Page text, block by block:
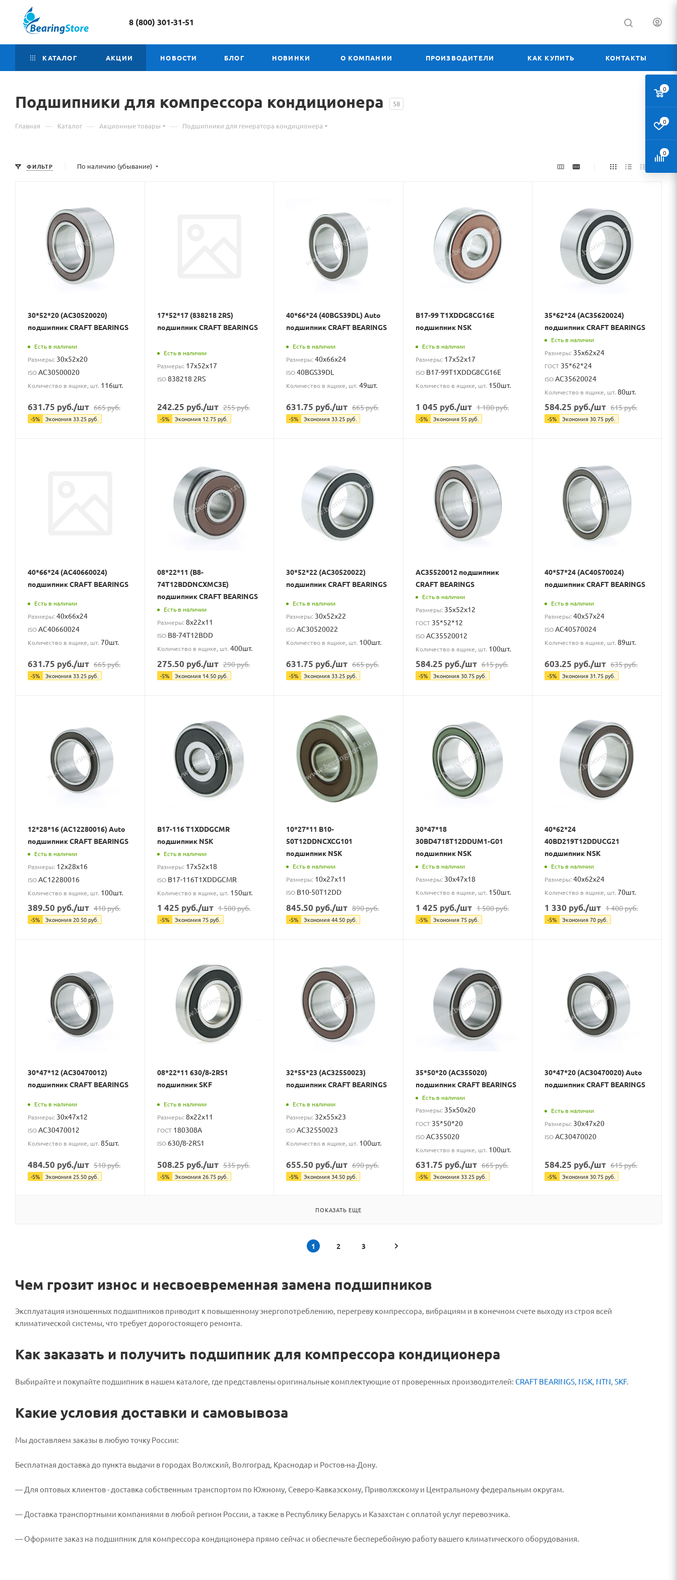
8 (800) 301-31-51
КАТАЛОГ АКЦИИ НОВОСТИ БЛОГ НОВИНКИ О КОМПАНИИ ПРОИЗВОДИТЕЛИ КАК КУПИТЬ КОНТАКТЫ
Подшипники для компрессора кондиционера 58
Главная — Каталог — Акционные товары — Подшипники для генератора кондиционера
ФИЛЬТР По наличию (убывание)
30*52*20 (AC30520020)
подшипник CRAFT BEARINGS
Есть в наличии
Размеры: 30x52x20
ISOAC30500020
Количество в ящике, шт. 116шт.
631.75 руб./шт 665руб.
-5% Экономия 33.25руб.
17*52*17 (838218 2RS)
подшипник CRAFT BEARINGS
Есть в наличии
Размеры: 17x52x17
ISO838218 2RS
242.25 руб./шт 255руб.
-5% Экономия 12.75руб.
40*66*24 (40BGS39DL) Auto
подшипник CRAFT BEARINGS
Есть в наличии
Размеры:40x66x24
ISO40BGS39DL
Количество в ящике, шт.49шт.
631.75 руб./шт 665руб.
-5% Экономия 33.25руб.
B17-99 T1XDDG8CG16E
подшипник NSK
Есть в наличии
Размеры: 17x52x17
ISO B17-99T1XDDG8CG16E
Количество в ящике, шт. 150шт.
1 045 руб./шт 1 100руб.
-5% Экономия 55руб.
35*62*24 (AC35620024)
подшипник CRAFT BEARINGS
Есть в наличии
Размеры: 35x62x24
ГОСТ 35*62*24
ISOAC35620024
Количество в ящике, шт.80шт.
584.25 руб./шт 615руб.
-5% Экономия 30.75руб.
40*66*24 (AC40660024)
подшипник CRAFT BEARINGS
Есть в наличии
Размеры: 40x66x24
ISOAC40660024
Количество в ящике, шт. 70шт.
631.75 руб./шт 665руб.
-5% Экономия 33.25руб.
08*22*11 (B8-
74T12BDDNCXMC3E)
подшипник CRAFT BEARINGS
Есть в наличии
Размеры: 8x22x11
ISO B8-74T12BDD
Количество в ящике, шт. 400шт.
275.50 руб./шт 290руб.
-5% Экономия 14.50руб.
30*52*22 (AC30520022)
подшипник CRAFT BEARINGS
Есть в наличии
Размеры: 30x52x22
ISOAC30520022
Количество в ящике, шт. 100шт.
631.75 руб./шт 665руб.
-5% Экономия 33.25руб.
AC35520012 подшипник
CRAFT BEARINGS
Есть в наличии
Размеры: 35x52x12
ГОСТ 35*52*12
ISOAC35520012
Количество в ящике, шт. 100шт.
584.25 руб./шт 615руб.
-5% Экономия 30.75руб.
40*57*24 (AC40570024)
подшипник CRAFT BEARINGS
Есть в наличии
Размеры:40x57x24
ISOAC40570024
Количество в ящике, шт.89шт.
603.25 руб./шт 635руб.
-5% Экономия 31.75руб.
12*28*16 (AC12280016) Auto
подшипник CRAFT BEARINGS
Есть в наличии
Размеры: 12x28x16
ISOAC12280016
Количество в ящике, шт. 100шт.
389.50 руб./шт 410руб.
-5% Экономия20.50руб.
B17-116 T1XDDGCMR
подшипник NSK
Есть в наличии
Размеры: 17x52x18
ISO B17-116T1XDDGCMR
Количество в ящике, шт. 150шт.
1 425 руб./шт 1 500руб.
-5% Экономия75руб.
10*27*11 B10-
50T12DDNCXCG101
подшипник NSK
Есть в наличии
Размеры: 10x27x11
ISO B10-50T12DD
845.50 руб./шт 890руб.
-5% Экономия44.50руб.
30*47*18
30BD4718T12DDUM1-G01
подшипник NSK
Есть в наличии
Размеры: 30x47x18
Количество в ящике, шт. 150шт.
1 425 руб./шт 1 500руб.
-5% Экономия75руб.
40*62*24
40BD219T12DDUCG21
подшипник NSK
Есть в наличии
Размеры:40x62x24
Количество в ящике, шт.70шт.
1 330 руб./шт 1 400руб.
-5% Экономия70руб.
30*47*12 (AC30470012)
подшипник CRAFT BEARINGS
Есть в наличии
Размеры: 30x47x12
ISOAC30470012
Количество в ящике, шт. 85шт.
484.50 руб./шт 510руб.
-5% Экономия25.50руб.
08*22*11 630/8-2RS1
подшипник SKF
Есть в наличии
Размеры: 8x22x11
ГОСТ 180308А
ISO 630/8-2RS1
508.25 руб./шт 535руб.
-5% Экономия26.75руб.
32*55*23 (AC32550023)
подшипник CRAFT BEARINGS
Есть в наличии
Размеры: 32x55x23
ISOAC32550023
Количество в ящике, шт. 100шт.
655.50 руб./шт 690руб.
-5% Экономия 34.50руб.
35*50*20 (AC355020)
подшипник CRAFT BEARINGS
Есть в наличии
Размеры: 35x50x20
ГОСТ 35*50*20
ISOAC355020
Количество в ящике, шт. 100шт.
631.75 руб./шт 665руб.
-5% Экономия 33.25руб.
30*47*20 (AC30470020) Auto
подшипник CRAFT BEARINGS
Есть в наличии
Размеры: 30x47x20
ISOAC30470020
584.25 руб./шт 615руб.
-5% Экономия 30.75руб.
ПОКАЗАТЬ ЕЩЕ
1 2 3
Чем грозит износ и несвоевременная замена подшипников
Эксплуатация изношенных подшипников приводит к повышенному энергопотреблению, перегреву компрессора, вибрациям и в конечном счете выходу из строя всей
климатической системы, что требует дорогостоящего ремонта.
Как заказать и получить подшипник для компрессора кондиционера
Выбирайте и покупайте подшипник в нашем каталоге, где представлены оригинальные комплектующие от проверенных производителей: CRAFT BEARINGS NSK NTN SKF.
Какие условия доставки и самовывоза
Мы доставляем заказы в любую точку России:
Бесплатная доставка до пункта выдачи в городах Волжский, Волгоград, Краснодар и Ростов-на-Дону.
— Для оптовых клиентов - доставка собственным транспортом по Южному, Северо-Кавказскому, Приволжскому и Центральному федеральным округам.
— Доставка транспортными компаниями в любой регион России, а также в Республику Беларусь и Казахстан с оплатой услуг перевозчика.
— Оформите заказ на подшипник для компрессора кондиционера прямо сейчас и обеспечьте бесперебойную работу вашего климатического оборудования.
0
0
0